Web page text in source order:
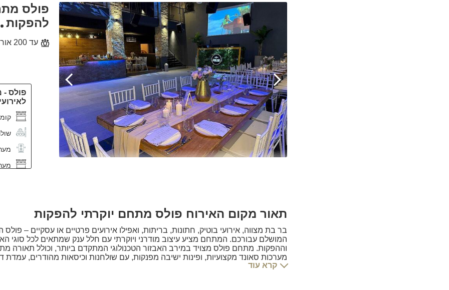
1/26
פולס
להפקות
עד 200 אורחים
פולס -
תאור מקום האירוח פולס מתחם יוקרתי להפקות
בר בת מצווה, אירועי בוטיק, חתונות, בריתות, ואפילו אירועים פרטיים או עסקיים – פולס
המושלם עבורכם. המתחם מציע עיצוב מודרני ויוקרתי עם חלל ענק שמתאים לכל סוגי
וההפקות. מתחם פולס מצויד במירב האבזור הטכנולוגי המתקדם ביותר, וכולל תאורה
מערכות סאונד מקצועיות, ופינות ישיבה מפנקות, עם שולחנות וכיסאות מהודרים, עמדת
מפוארת ועוד.
קרא עוד